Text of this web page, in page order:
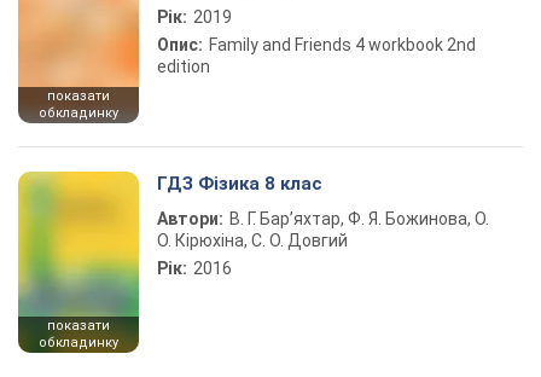
показати
обкладинку
Рік: 2019
Опис: Family and Friends 4 workbook 2nd
edition
показати
обкладинку
ГДЗ Фізика 8 клас
Автори: В. Г. Бар’яхтар, Ф. Я. Божинова, О.
О. Кірюхіна, С. О. Довгий
Рік: 2016